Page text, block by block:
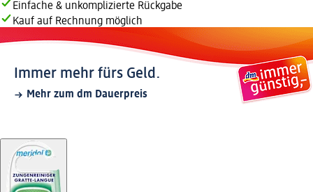
Einfache & unkomplizierte Rückgabe
Kauf auf Rechnung möglich
Immer mehr fürs Geld.
Mehr zum dm Dauerpreis